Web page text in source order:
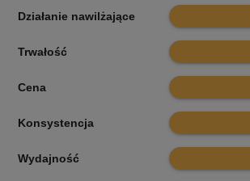
Działanie nawilżające 7.1
Trwałość 8
Cena 7.2
Konsystencja 7.9
Wydajność 7.8